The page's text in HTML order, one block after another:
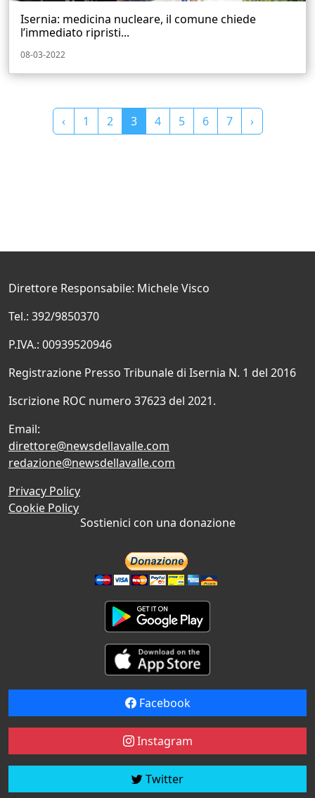
Isernia: medicina nucleare, il comune chiede
l’immediato ripristi...
08-03-2022
‹ 1 2 3 4 5 6 7 ›
Direttore Responsabile: Michele Visco
Tel.: 392/9850370
P.IVA.: 00939520946
Registrazione Presso Tribunale di Isernia N. 1 del 2016
Iscrizione ROC numero 37623 del 2021.
Email:
direttore@newsdellavalle.com
redazione@newsdellavalle.com
Privacy Policy
Cookie Policy
Sostienici con una donazione
Facebook
Instagram
Twitter